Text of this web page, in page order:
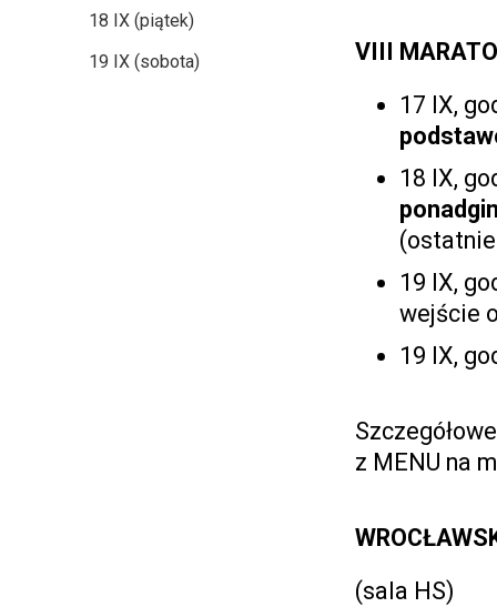
18 IX (piątek)
19 IX (sobota)
VIII
17 IX,
18 IX,
19 IX,
wejście
19 IX,
z MENU na
(sala HS)